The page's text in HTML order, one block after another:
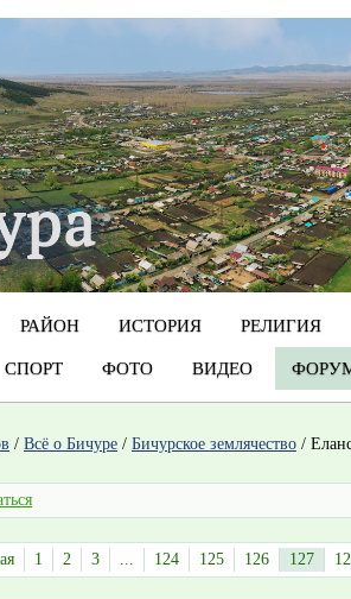
РАЙОН ИСТОРИЯ РЕЛИГИЯ
СПОРТ ФОТО ВИДЕО
/ Всё о Бичуре / Бичурское землячество /
1 2 3 124 125 126 127